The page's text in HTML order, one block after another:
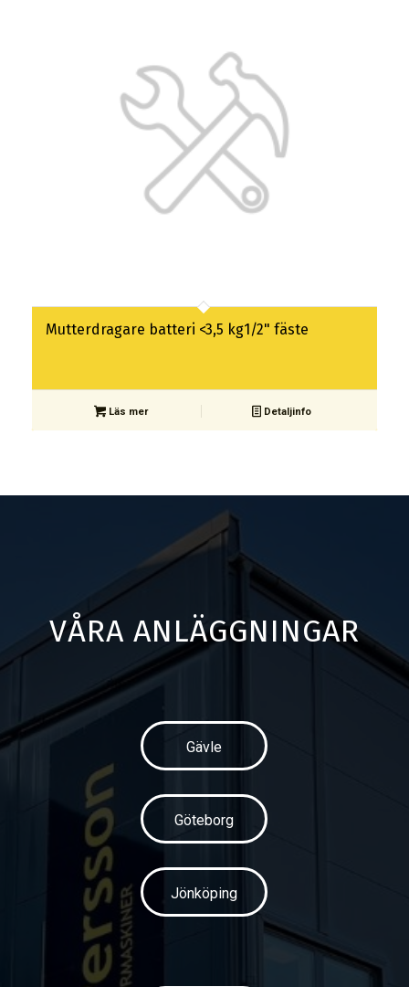
Mutterdragare batteri <3,5 kg1/2" fäste
Läs mer Detaljinfo
VÅRA ANLÄGGNINGAR
Gävle
Göteborg
Jönköping